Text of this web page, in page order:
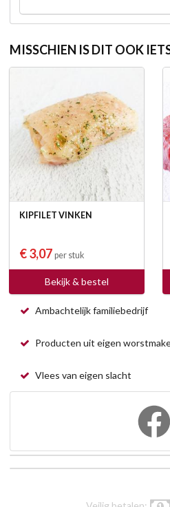
MISSCHIEN IS DIT OOK
KIPFILET VINKEN
€ 3,07 per stuk
Bekijk & bestel
Ambachtelijk familiebedrijf
Producten uit eigen
Vlees van eigen slacht